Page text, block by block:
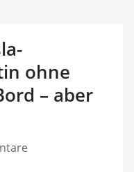
ohne
– aber